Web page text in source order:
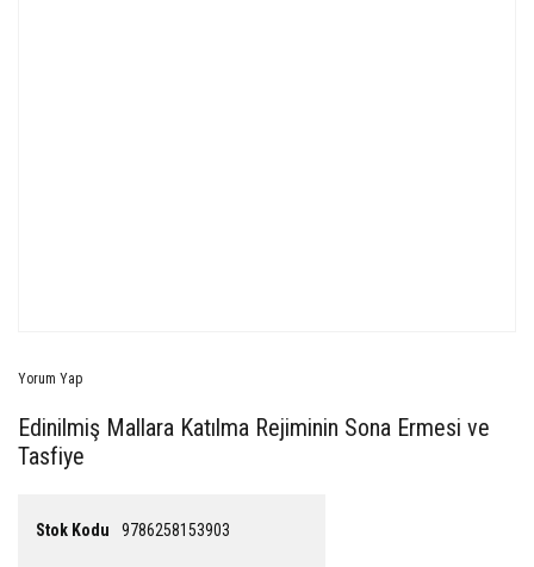
Yorum Yap
Edinilmiş Mallara Katılma Rejiminin Sona Ermesi ve
Tasfiye
Stok Kodu 9786258153903